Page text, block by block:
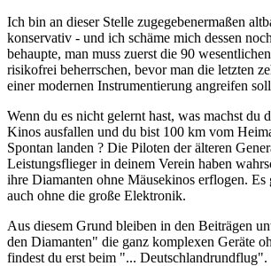
Ich bin an dieser Stelle zugegebenermaßen
konservativ - und ich schäme mich dessen
behaupte, man muss zuerst die 90
risikofrei beherrschen, bevor man die letzten
einer modernen Instrumentierung angreifen
Wenn du es nicht gelernt hast, was machst du
Kinos ausfallen und du bist 100 km vom
Spontan landen ? Die Piloten der älteren
Leistungsflieger in deinem Verein haben
ihre Diamanten ohne Mäusekinos erflogen.
auch ohne die große Elektronik.
Aus diesem Grund bleiben in den Beiträgen
den Diamanten" die ganz komplexen Geräte
findest du erst beim "... Deutschlandrundflug".